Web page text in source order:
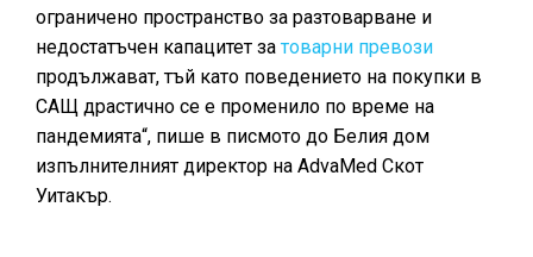
ограничено пространство за разтоварване и
недостатъчен капацитет за товарни превози
продължават, тъй като поведението на покупки в
САЩ драстично се е променило по време на
пандемията“, пише в писмото до Белия дом
изпълнителният директор на AdvaMed Скот
Уитакър.